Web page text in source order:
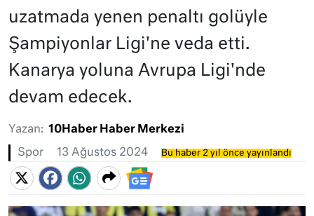
uzatmada yenen penaltı golüyle
Şampiyonlar Ligi'ne veda etti.
Kanarya yoluna Avrupa Ligi'nde
devam edecek.
Yazan: 10Haber Haber Merkezi
Spor 13 Ağustos 2024 Bu haber 2 yıl önce yayınlandı